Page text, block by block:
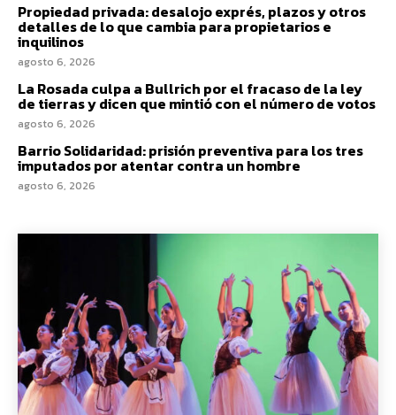
Propiedad privada: desalojo exprés, plazos y otros
detalles de lo que cambia para propietarios e
inquilinos
agosto 6, 2026
La Rosada culpa a Bullrich por el fracaso de la ley
de tierras y dicen que mintió con el número de votos
agosto 6, 2026
Barrio Solidaridad: prisión preventiva para los tres
imputados por atentar contra un hombre
agosto 6, 2026